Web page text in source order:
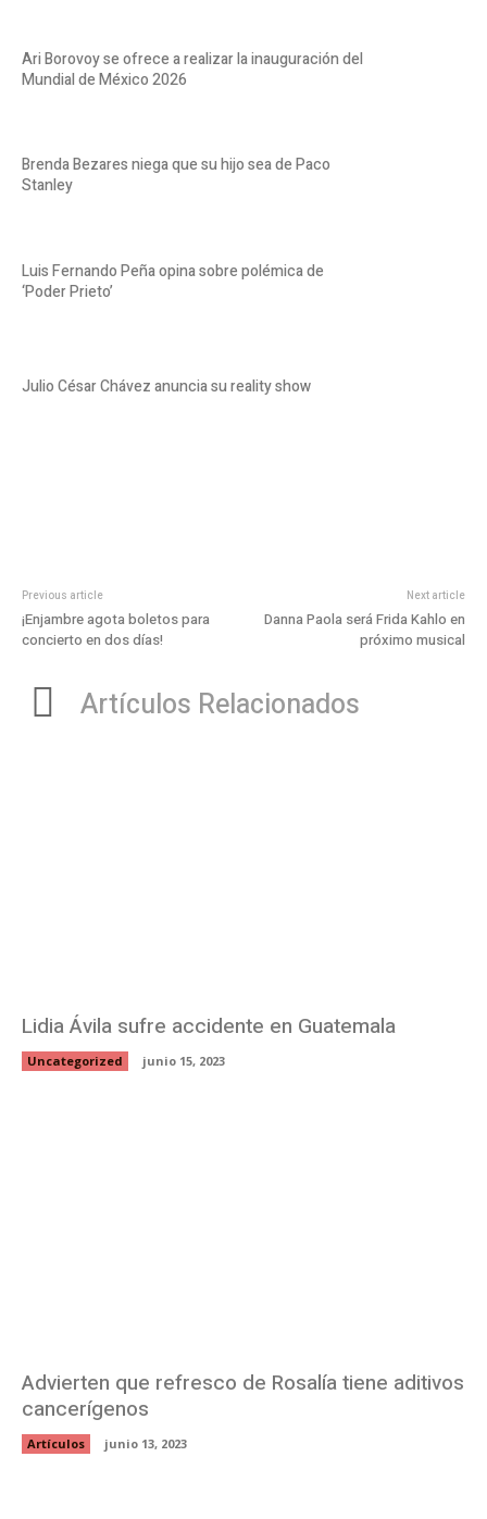
Ari Borovoy se ofrece a realizar la inauguración del
Mundial de México 2026
Brenda Bezares niega que su hijo sea de Paco
Stanley
Luis Fernando Peña opina sobre polémica de
‘Poder Prieto’
Julio César Chávez anuncia su reality show
Previous article
¡Enjambre agota boletos para
concierto en dos días!
Next article
Danna Paola será Frida Kahlo en
próximo musical
Artículos Relacionados
Lidia Ávila sufre accidente en Guatemala
Uncategorized junio 15, 2023
Advierten que refresco de Rosalía tiene aditivos
cancerígenos
Artículos junio 13, 2023